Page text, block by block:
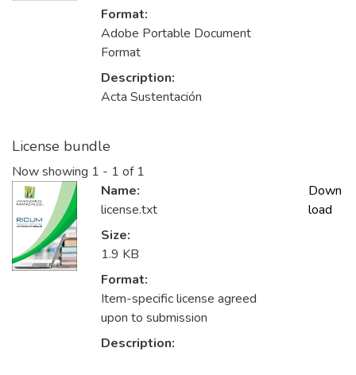
Format:
Adobe Portable Document
Format
Description:
Acta Sustentación
License bundle
Now showing 1 - 1 of 1
Name:
license.txt
Size:
1.9 KB
Format:
Item-specific license agreed
upon to submission
Description:
Down
load